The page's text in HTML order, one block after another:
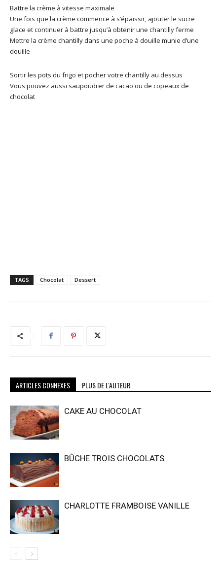
Battre la crème à vitesse maximale
Une fois que la crème commence à s’épaissir, ajouter le sucre
glace et continuer à battre jusqu’à obtenir une chantilly ferme
Mettre la crème chantilly dans une poche à douille munie d’une
douille
Sortir les pots du frigo et pocher votre chantilly au dessus
Vous pouvez aussi saupoudrer de cacao ou de copeaux de
chocolat
TAGS Chocolat Dessert
ARTICLES CONNEXES PLUS DE L'AUTEUR
CAKE AU CHOCOLAT
BÛCHE TROIS CHOCOLATS
CHARLOTTE FRAMBOISE VANILLE